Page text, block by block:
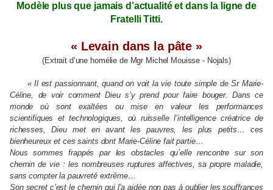
Modèle plus que jamais d’actualité et dans la ligne de
Fratelli Titti.
« Levain dans la pâte »
(Extrait d’une homélie de Mgr Michel Mouisse - Nojals)
« Il est passionnant, quand on voit la vie toute simple de Sr Marie-
Céline, de voir comment Dieu s’y prend pour faire bouger. Dans ce
monde où sont exaltées ou mise en valeur les performances
scientifiques et technologiques, où ruisselle l’intelligence créatrice de
richesses, Dieu met en avant les pauvres, les plus petits… ces
bienheureux et ces saints dont Marie-Céline fait partie…
Nous sommes frappés par les obstacles qu’elle rencontre sur son
chemin de vie : les nombreuses ruptures affectives, sa propre maladie,
sans compter la pauvreté extrême…
Son secret c’est le chemin qui l’a aidée non pas à oublier les souffrances